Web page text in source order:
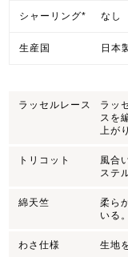
シャーリング* なし
生産国 日本
ラッセルレース
ラッ
スを
上が
トリコット
風合
ステ
綿天竺
柔ら
いる
わさ仕様 生地